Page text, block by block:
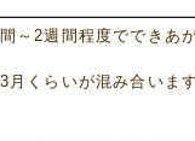
～2週間程度でできあ
月くらいが混み合いま